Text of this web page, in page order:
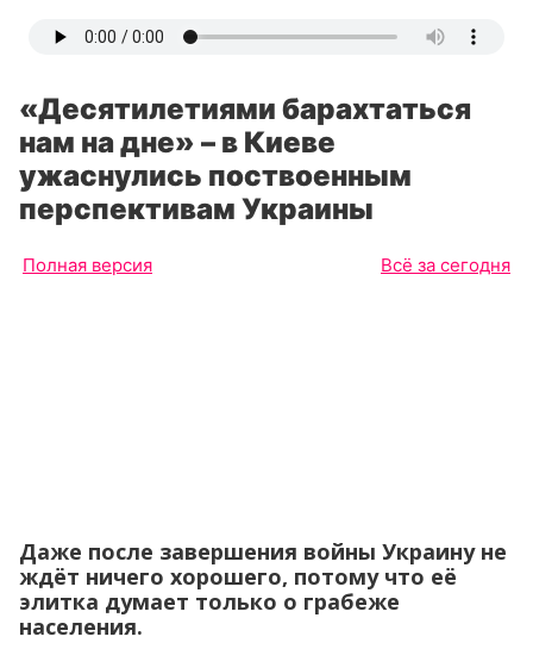
«Десятилетиями барахтаться
нам на дне» – в Киеве
ужаснулись поствоенным
перспективам Украины
Полная версия Всё за сегодня
Даже после завершения войны Украину не
ждёт ничего хорошего, потому что её
элитка думает только о грабеже
населения.